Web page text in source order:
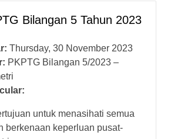
Bilangan 5 Tahun 2023
Thursday, 30 November 2023
PKPTG Bilangan 5/2023 –
untuk menasihati semua
berkenaan keperluan pusat-